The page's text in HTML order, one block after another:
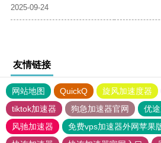
2025-09-24
友情链接
网站地图 QuickQ 旋风加速度器
tiktok加速器
狗急加速器官网
优
风驰加速器
免费vps加速器外网苹果